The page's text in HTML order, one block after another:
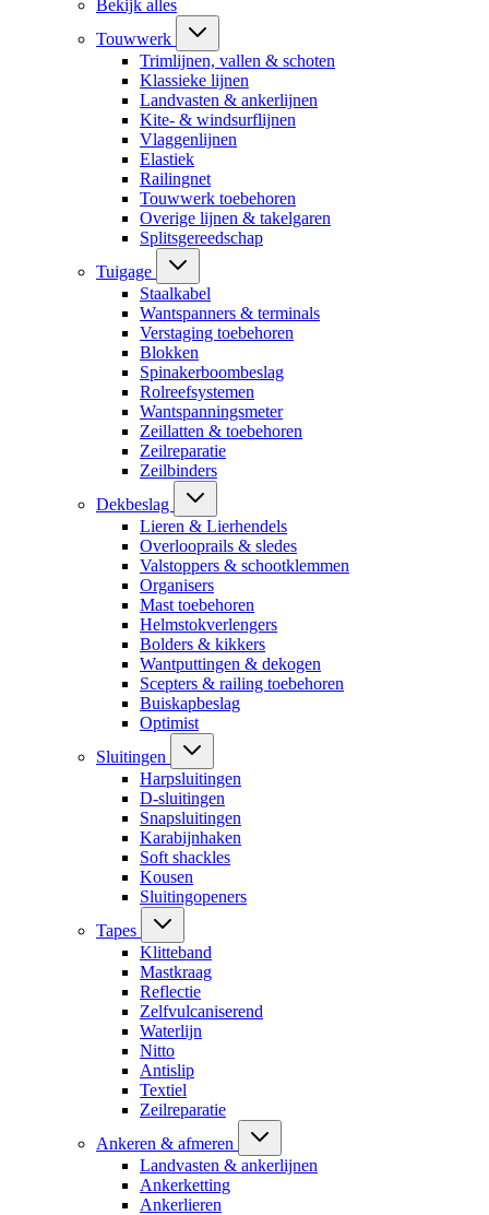
Bekijk alles
Touwwerk
Trimlijnen, vallen & schoten
Klassieke lijnen
Landvasten & ankerlijnen
Kite- & windsurflijnen
Vlaggenlijnen
Elastiek
Railingnet
Touwwerk toebehoren
Overige lijnen & takelgaren
Splitsgereedschap
Tuigage
Staalkabel
Wantspanners & terminals
Verstaging toebehoren
Blokken
Spinakerboombeslag
Rolreefsystemen
Wantspanningsmeter
Zeillatten & toebehoren
Zeilreparatie
Zeilbinders
Dekbeslag
Lieren & Lierhendels
Overlooprails & sledes
Valstoppers & schootklemmen
Organisers
Mast toebehoren
Helmstokverlengers
Bolders & kikkers
Wantputtingen & dekogen
Scepters & railing toebehoren
Buiskapbeslag
Optimist
Sluitingen
Harpsluitingen
D-sluitingen
Snapsluitingen
Karabijnhaken
Soft shackles
Kousen
Sluitingopeners
Tapes
Klitteband
Mastkraag
Reflectie
Zelfvulcaniserend
Waterlijn
Nitto
Antislip
Textiel
Zeilreparatie
Ankeren & afmeren
Landvasten & ankerlijnen
Ankerketting
Ankerlieren